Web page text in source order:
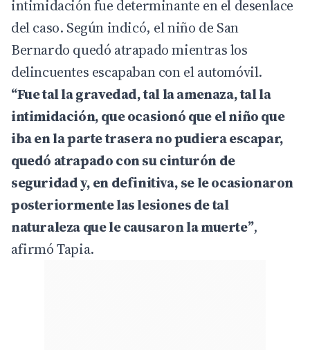
intimidación fue determinante en el desenlace
del caso. Según indicó, el niño de San
Bernardo quedó atrapado mientras los
delincuentes escapaban con el automóvil.
“Fue tal la gravedad, tal la amenaza, tal la
intimidación, que ocasionó que el niño que
iba en la parte trasera no pudiera escapar,
quedó atrapado con su cinturón de
seguridad y, en definitiva, se le ocasionaron
posteriormente las lesiones de tal
naturaleza que le causaron la muerte”,
afirmó Tapia.